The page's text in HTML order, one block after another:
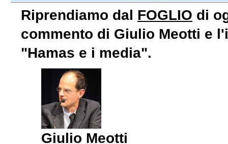
Riprendiamo dal FOGLIO di
commento di Giulio Meotti e
"Hamas e i media".
Giulio Meotti